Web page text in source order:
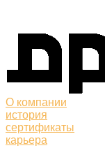
О компании
история
сертификаты
карьера